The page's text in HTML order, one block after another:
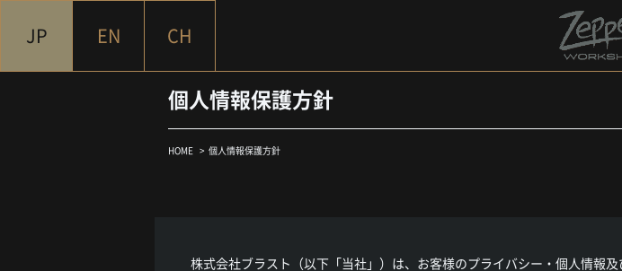
JP EN CH
個人情報保護方針
HOME 個人情報保護方針
株式会社ブラスト（以下「当社」）は、お客様のプライバシー・個人情報